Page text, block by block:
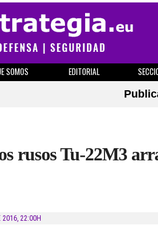
SOMOS EDITORIAL
rusos Tu-22M3
2016, 22:00H